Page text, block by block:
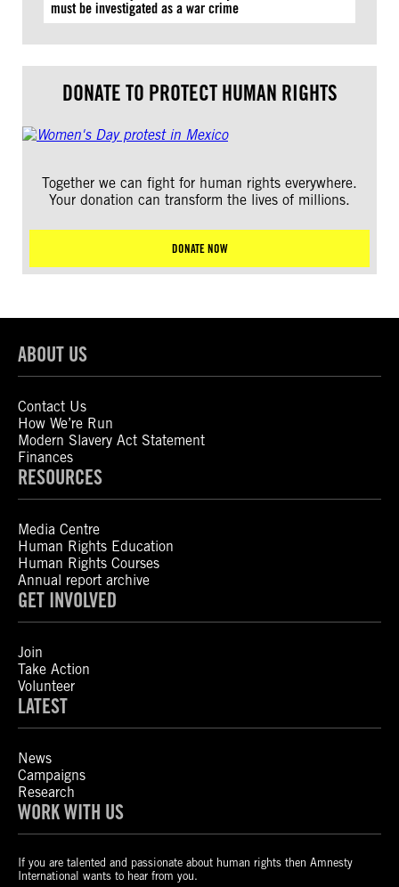
must be investigated as a war crime
DONATE TO PROTECT HUMAN RIGHTS
Together we can fight for human rights everywhere.
Your donation can transform the lives of millions.
DONATE NOW
ABOUT US
Contact Us
How We’re Run
Modern Slavery Act Statement
Finances
RESOURCES
Media Centre
Human Rights Education
Human Rights Courses
Annual report archive
GET INVOLVED
Join
Take Action
Volunteer
LATEST
News
Campaigns
Research
WORK WITH US
If you are talented and passionate about human rights then Amnesty
International wants to hear from you.